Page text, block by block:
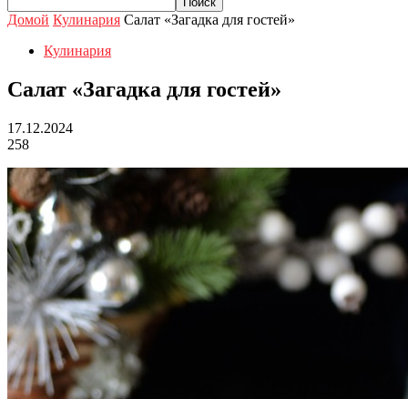
Домой Кулинария Салат «Загадка для гостей»
Кулинария
Салат «Загадка для гостей»
17.12.2024
258